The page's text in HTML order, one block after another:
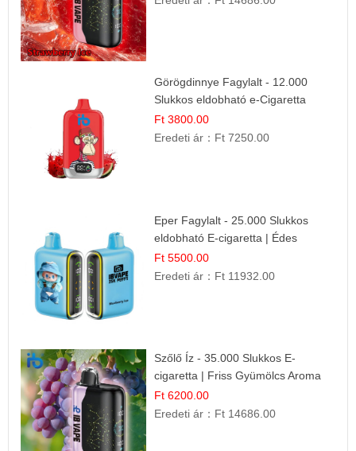
Görögdinnye Fagylalt - 12.000
Slukkos eldobható e-Cigaretta
Ft 3800.00
Eredeti ár： Ft 7250.00
Eper Fagylalt - 25.000 Slukkos
eldobható E-cigaretta | Édes
Desszert Íz
Ft 5500.00
Eredeti ár： Ft 11932.00
Szőlő Íz - 35.000 Slukkos E-
cigaretta | Friss Gyümölcs Aroma
Ft 6200.00
Eredeti ár： Ft 14686.00